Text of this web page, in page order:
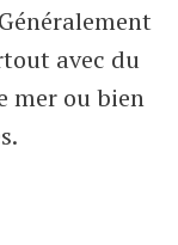
avec du
mer ou bien